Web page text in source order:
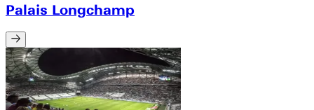
Palais Longchamp